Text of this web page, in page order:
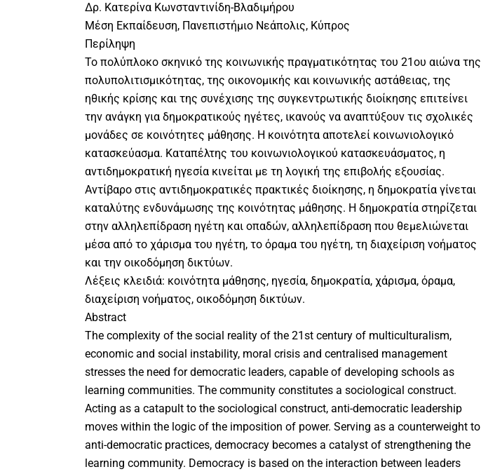
Δρ. Κατερίνα Κωνσταντινίδη-Βλαδιμήρου
Μέση Εκπαίδευση, Πανεπιστήμιο Νεάπολις, Κύπρος
Περίληψη
Το πολύπλοκο σκηνικό της κοινωνικής πραγματικότητας του 21ου αιώνα της
πολυπολιτισμικότητας, της οικονομικής και κοινωνικής αστάθειας, της
ηθικής κρίσης και της συνέχισης της συγκεντρωτικής διοίκησης επιτείνει
την ανάγκη για δημοκρατικούς ηγέτες, ικανούς να αναπτύξουν τις σχολικές
μονάδες σε κοινότητες μάθησης. Η κοινότητα αποτελεί κοινωνιολογικό
κατασκεύασμα. Καταπέλτης του κοινωνιολογικού κατασκευάσματος, η
αντιδημοκρατική ηγεσία κινείται με τη λογική της επιβολής εξουσίας.
Αντίβαρο στις αντιδημοκρατικές πρακτικές διοίκησης, η δημοκρατία γίνεται
καταλύτης ενδυνάμωσης της κοινότητας μάθησης. Η δημοκρατία στηρίζεται
στην αλληλεπίδραση ηγέτη και οπαδών, αλληλεπίδραση που θεμελιώνεται
μέσα από το χάρισμα του ηγέτη, το όραμα του ηγέτη, τη διαχείριση νοήματος
και την οικοδόμηση δικτύων.
Λέξεις κλειδιά: κοινότητα μάθησης, ηγεσία, δημοκρατία, χάρισμα, όραμα,
διαχείριση νοήματος, οικοδόμηση δικτύων.
Abstract
The complexity of the social reality of the 21st century of multiculturalism,
economic and social instability, moral crisis and centralised management
stresses the need for democratic leaders, capable of developing schools as
learning communities. The community constitutes a sociological construct.
Acting as a catapult to the sociological construct, anti-democratic leadership
moves within the logic of the imposition of power. Serving as a counterweight to
anti-democratic practices, democracy becomes a catalyst of strengthening the
learning community. Democracy is based on the interaction between leaders